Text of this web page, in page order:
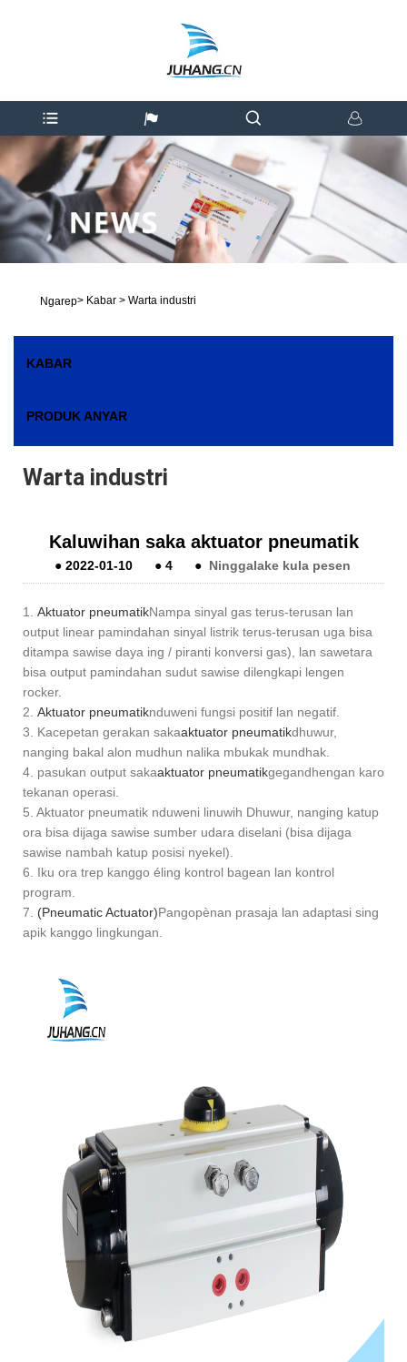
Ngarep> Kabar > Warta industri
KABAR
PRODUK ANYAR
Warta industri
Kaluwihan saka aktuator pneumatik
●2022-01-10 ●4 ● Ninggalake kula pesen
1. Aktuator pneumatikNampa sinyal gas terus-terusan lan
output linear pamindahan sinyal listrik terus-terusan uga bisa
ditampa sawise daya ing / piranti konversi gas), lan sawetara
bisa output pamindahan sudut sawise dilengkapi lengen
rocker.
2. Aktuator pneumatiknduweni fungsi positif lan negatif.
3. Kacepetan gerakan sakaaktuator pneumatikdhuwur,
nanging bakal alon mudhun nalika mbukak mundhak.
4. pasukan output sakaaktuator pneumatikgegandhengan karo
tekanan operasi.
5. Aktuator pneumatik nduweni linuwih Dhuwur, nanging katup
ora bisa dijaga sawise sumber udara diselani (bisa dijaga
sawise nambah katup posisi nyekel).
6. Iku ora trep kanggo éling kontrol bagean lan kontrol
program.
7. (Pneumatic Actuator)Pangopènan prasaja lan adaptasi sing
apik kanggo lingkungan.